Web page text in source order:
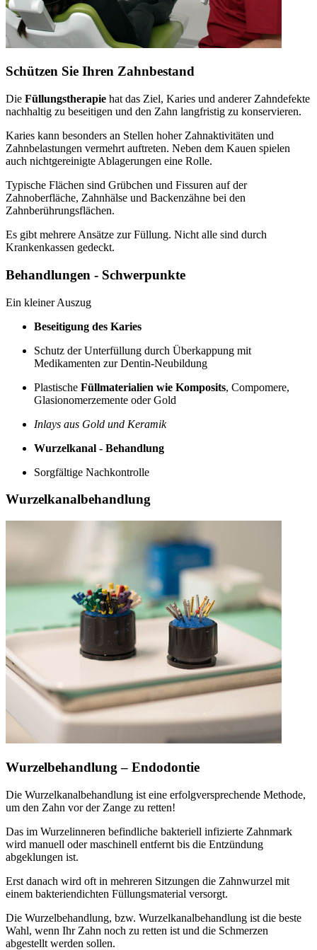
Schützen Sie Ihren Zahnbestand
Die Füllungstherapie hat das Ziel, Karies und anderer Zahndefekte
nachhaltig zu beseitigen und den Zahn langfristig zu konservieren.
Karies kann besonders an Stellen hoher Zahnaktivitäten und
Zahnbelastungen vermehrt auftreten. Neben dem Kauen spielen
auch nichtgereinigte Ablagerungen eine Rolle.
Typische Flächen sind Grübchen und Fissuren auf der
Zahnoberfläche, Zahnhälse und Backenzähne bei den
Zahnberührungsflächen.
Es gibt mehrere Ansätze zur Füllung. Nicht alle sind durch
Krankenkassen gedeckt.
Behandlungen - Schwerpunkte
Ein kleiner Auszug
Beseitigung des Karies
Schutz der Unterfüllung durch Überkappung mit
Medikamenten zur Dentin-Neubildung
Plastische Füllmaterialien wie Komposits, Compomere,
Glasionomerzemente oder Gold
Inlays aus Gold und Keramik
Wurzelkanal - Behandlung
Sorgfältige Nachkontrolle
Wurzelkanalbehandlung
Wurzelbehandlung – Endodontie
Die Wurzelkanalbehandlung ist eine erfolgversprechende Methode,
um den Zahn vor der Zange zu retten!
Das im Wurzelinneren befindliche bakteriell infizierte Zahnmark
wird manuell oder maschinell entfernt bis die Entzündung
abgeklungen ist.
Erst danach wird oft in mehreren Sitzungen die Zahnwurzel mit
einem bakteriendichten Füllungsmaterial versorgt.
Die Wurzelbehandlung, bzw. Wurzelkanalbehandlung ist die beste
Wahl, wenn Ihr Zahn noch zu retten ist und die Schmerzen
abgestellt werden sollen.